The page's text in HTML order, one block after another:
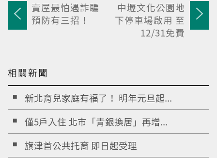
賣屋最怕遇詐騙
預防有三招！
中壢文化公園地
下停車場啟用 至
12/31免費
相關新聞
新北育兒家庭有福了！ 明年元旦起...
僅5戶入住 北市「青銀換居」再增...
旗津首公共托育 即日起受理